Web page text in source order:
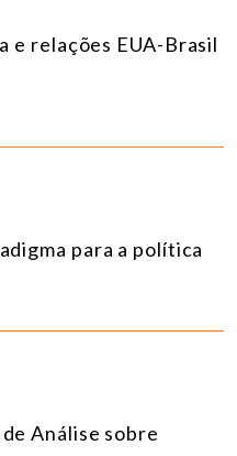
e relações EUA-Brasil
para a política
Análise sobre